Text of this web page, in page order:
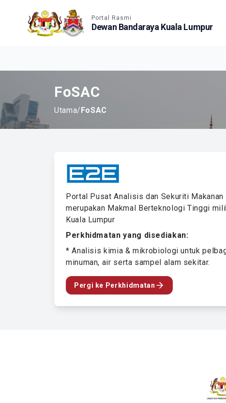
Portal Rasmi
Dewan Bandaraya Kuala Lumpur
FoSAC
Utama/FoSAC
Portal Pusat Analisis dan Sekuriti Makanan
merupakan Makmal Berteknologi Tinggi
Kuala Lumpur
Perkhidmatan yang disediakan:
* Analisis kimia & mikrobiologi untuk
minuman, air serta sampel alam sekitar.
Pergi ke Perkhidmatan